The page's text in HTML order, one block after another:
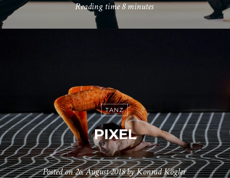
Reading time8 minutes
TANZ
PIXEL
Posted on26. August 2018byKonrad Kögler